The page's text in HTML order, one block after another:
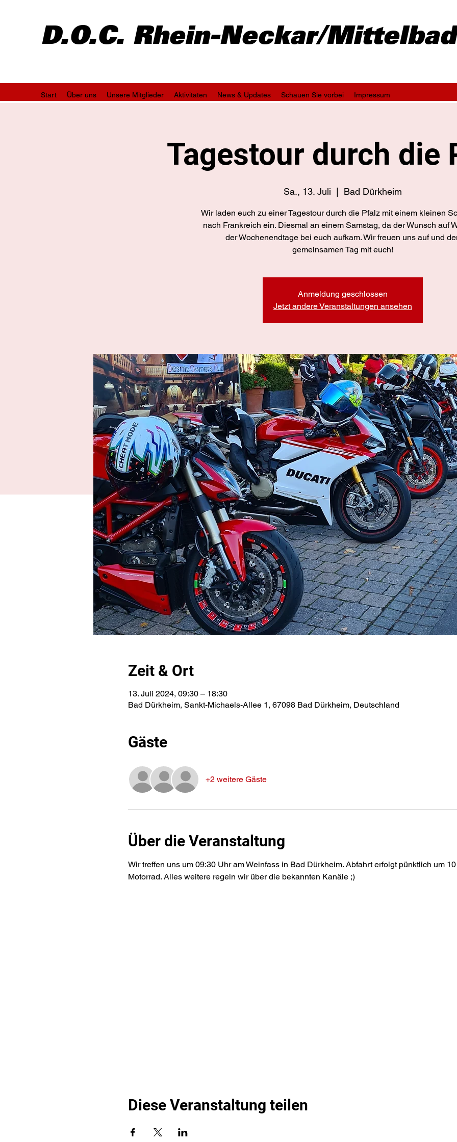
D.O.C. Rhein-Neckar/
Start Über uns Unsere Mitglieder Aktivitäten News & Updates Schauen Sie vorbei Impressum
Tagestour durch die
Sa., 13. Juli Bad Dürkheim
Wir laden euch zu einer Tagestour durch die Pfalz mit einem kleinen
nach Frankreich ein. Diesmal an einem Samstag, da der Wunsch auf
der Wochenendtage bei euch aufkam. Wir freuen uns auf und
gemeinsamen Tag mit euch!
Anmeldung geschlossen
Jetzt andere Veranstaltungen ansehen
Zeit & Ort
13. Juli 2024, 09:30 – 18:30
Bad Dürkheim, Sankt-Michaels-Allee 1, 67098 Bad Dürkheim, Deutschland
Gäste
+2 weitere Gäste
Über die Veranstaltung
Wir treffen uns um 09:30 Uhr am Weinfass in Bad Dürkheim. Abfahrt erfolgt pünktlich um
Motorrad. Alles weitere regeln wir über die bekannten Kanäle ;)
Diese Veranstaltung teilen